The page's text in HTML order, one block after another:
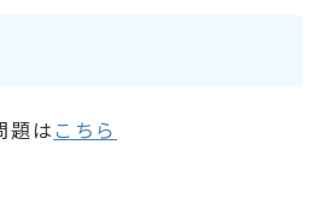
題は こちら